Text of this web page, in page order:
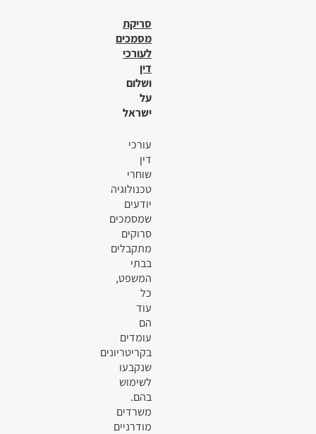
סריקת
מסמכים
לעורכי
דין
ושלום
על
ישראל
עורכי
דין
שוחרי
טכנולוגיה
יודעים
שמסמכים
סרוקים
מתקבלים
בבתי
המשפט,
כל
עוד
הם
עומדים
בקריטריונים
שנקבעו
לשימוש
בהם.
משרדים
מודרניים